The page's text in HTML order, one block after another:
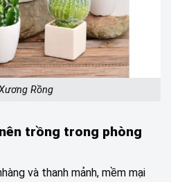
Rồng
trồng trong phòng
và thanh mảnh, mềm mại